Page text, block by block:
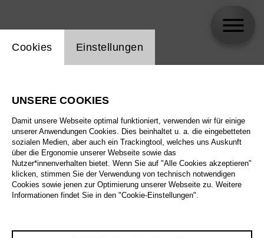
Einstellung Website Cookie
Cookies Einstellungen
UNSERE COOKIES
Damit unsere Webseite optimal funktioniert, verwenden wir für einige
unserer Anwendungen Cookies. Dies beinhaltet u. a. die eingebetteten
sozialen Medien, aber auch ein Trackingtool, welches uns Auskunft
über die Ergonomie unserer Webseite sowie das
Nutzer*innenverhalten bietet. Wenn Sie auf "Alle Cookies akzeptieren"
klicken, stimmen Sie der Verwendung von technisch notwendigen
Cookies sowie jenen zur Optimierung unserer Webseite zu. Weitere
Informationen findet Sie in den "Cookie-Einstellungen".